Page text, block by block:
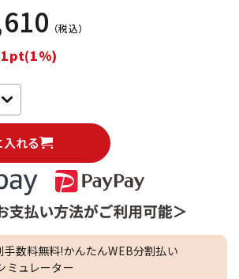
（税込）
入れる
数料無料!かんたんWEB分割払い
ミュレーター